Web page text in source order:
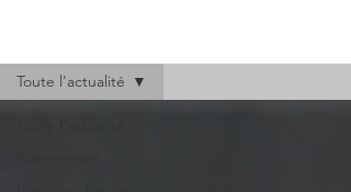
Toute l'actualité